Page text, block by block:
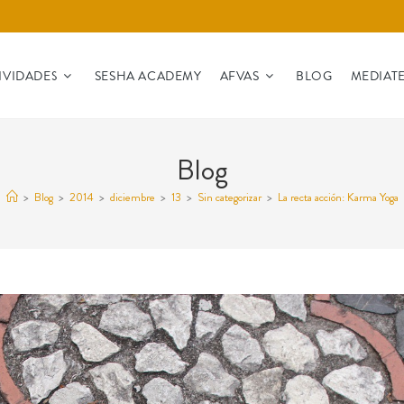
SESHA ACADEMY AFVAS BLOG
Blog
> Blog > 2014 > diciembre > 13 > Sin categorizar > La recta acción: Karma Yoga